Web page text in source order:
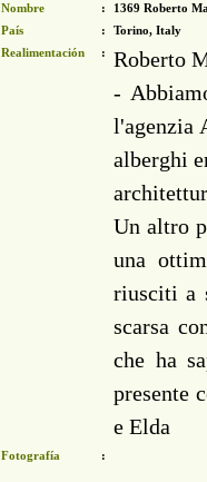
Nombre :
1369 Roberto
País
:
Torino, Italy
Realimentación
:
Roberto
-
l'agenzia
alberghi
Un altro
una
riusciti a
scarsa
che ha
presente
e Elda
Fotografía :